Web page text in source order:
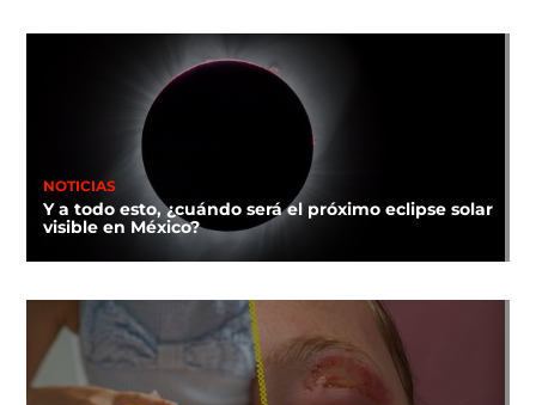
NOTICIAS
Y a todo esto, ¿cuándo será el próximo eclipse solar
visible en México?